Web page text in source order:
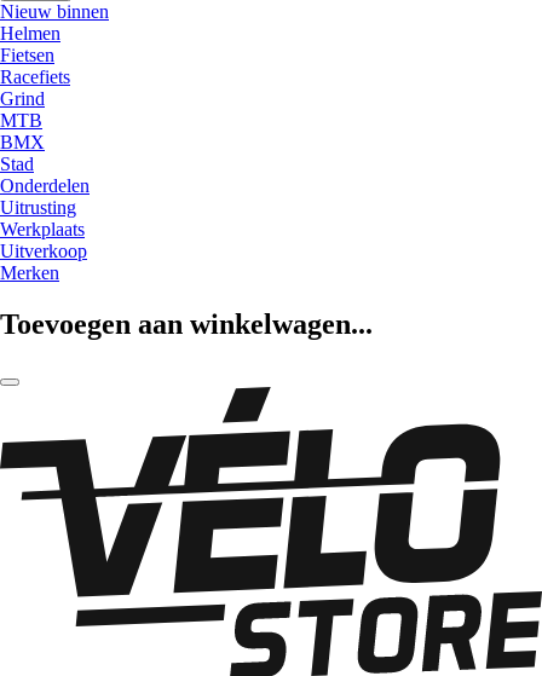
Nieuw binnen
Helmen
Fietsen
Racefiets
Grind
MTB
BMX
Stad
Onderdelen
Uitrusting
Werkplaats
Uitverkoop
Merken
Toevoegen aan winkelwagen...